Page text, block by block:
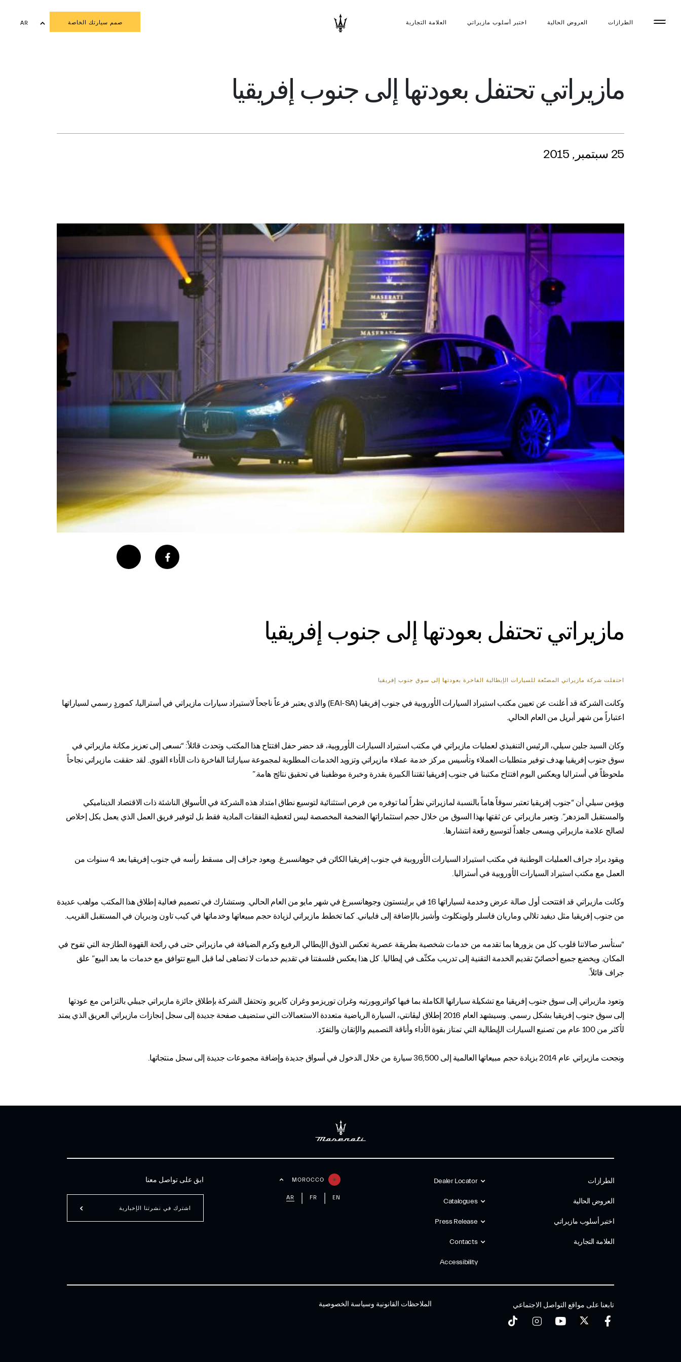
الطرازات العروض الحالية اختبر أسلوب مازیراتي العلامة التجارية صمم سيارتك الخاصة
AR
مازيراتي تحتفل بعودتها إلى جنوب إفريقيا
25 سبتمبر, 2015
مازيراتي تحتفل بعودتها إلى جنوب إفريقيا
احتفلت شركة مازيراتي المصنّعة للسيارات الإيطالية الفاخرة بعودتها إلى سوق جنوب إفريقيا
وكانت الشركة قد أعلنت عن تعيين مكتب استيراد السيارات الأوروبية في جنوب إفريقيا (EAI-SA) والذي يعتبر فرعاً ناجحاً لاستيراد سيارات مازيراتي في أستراليا، كموردٍ رسمي لسياراتها
اعتباراً من شهر أبريل من العام الحالي.
وكان السيد جلين سيلي، الرئيس التنفيذي لعمليات مازيراتي في مكتب استيراد السيارات الأوروبية، قد حضر حفل افتتاح هذا المكتب وتحدث قائلاً: “نسعى إلى تعزيز مكانة مازيراتي في
سوق جنوب إفريقيا بهدف توفير متطلبات العملاء وتأسيس مركز خدمة عملاء مازيراتي وتزويد الخدمات المطلوبة لمجموعة سياراتنا الفاخرة ذات الأداء القوي. لقد حققت مازيراتي نجاحاً
ملحوظاً في أستراليا ويعكس اليوم افتتاح مكتبنا في جنوب إفريقيا ثقتنا الكبيرة بقدرة وخبرة موظفينا في تحقيق نتائج هامة.”
ويؤمن سيلي أن “جنوب إفريقيا تعتبر سوقاً هاماً بالنسبة لمازيراتي نظراً لما توفره من فرص استثنائية لتوسيع نطاق امتداد هذه الشركة في الأسواق الناشئة ذات الاقتصاد الديناميكي
والمستقبل المزدهر”. وتعبر مازيراتي عن ثقتها بهذا السوق من خلال حجم استثماراتها الضخمة المخصصة ليس لتغطية النفقات المادية فقط بل لتوفير فريق العمل الذي يعمل بكل إخلاص
لصالح علامة مازيراتي ويسعى جاهداً لتوسيع رقعة انتشارها.
ويقود براد جراف العمليات الوطنية في مكتب استيراد السيارات الأوروبية في جنوب إفريقيا الكائن في جوهانسبرغ. ويعود جراف إلى مسقط رأسه في جنوب إفريقيا بعد 4 سنوات من
العمل مع مكتب استيراد السيارات الأوروبية في أستراليا.
وكانت مازيراتي قد افتتحت أول صالة عرض وخدمة لسياراتها 16 في براينستون وجوهانسبرغ في شهر مايو من العام الحالي. وستشارك في تصميم فعالية إطلاق هذا المكتب مواهب عديدة
من جنوب إفريقيا مثل ديفيد تلالي وماريان فاسلر ولوينكلوث وأشيز بالإضافة إلى فابياني. كما تخطط مازيراتي لزيادة حجم مبيعاتها وخدماتها في كيب تاون وديربان في المستقبل القريب.
“ستأسر صالاتنا قلوب كل من يزورها بما تقدمه من خدمات شخصية بطريقة عصرية تعكس الذوق الإيطالي الرفيع وكرم الضيافة في مازيراتي حتى في رائحة القهوة الطازجة التي تفوح في
المكان. ويخضع جميع أخصائيّ تقديم الخدمة التقنية إلى تدريب مكثّف في إيطاليا. كل هذا يعكس فلسفتنا في تقديم خدمات لا تضاهى لما قبل البيع تتوافق مع خدمات ما بعد البيع” علق
جراف قائلاً.
وتعود مازيراتي إلى سوق جنوب إفريقيا مع تشكيلة سياراتها الكاملة بما فيها كواتروبورتيه وغران توريزمو وغران كابريو. وتحتفل الشركة بإطلاق جائزة مازيراتي جيبلي بالتزامن مع عودتها
إلى سوق جنوب إفريقيا بشكل رسمي. وسيشهد العام 2016 إطلاق ليڤانتي، السيارة الرياضية متعددة الاستعمالات التي ستضيف صفحة جديدة إلى سجل إنجازات مازيراتي العريق الذي يمتد
لأكثر من 100 عام من تصنيع السيارات الإيطالية التي تمتاز بقوة الأداء وأناقة التصميم والإتقان والتفرّد.
ونجحت مازيراتي عام 2014 بزيادة حجم مبيعاتها العالمية إلى 36,500 سيارة من خلال الدخول في أسواق جديدة وإضافة مجموعات جديدة إلى سجل منتجاتها.
الطرازات
العروض الحالية
اختبر أسلوب مازیراتي
العلامة التجارية
Dealer Locator
Catalogues
Press Release
Contacts
Accessibility
MOROCCO
EN
FR
AR
ابق على تواصل معنا
اشترك في نشرتنا الإخبارية
تابعنا على مواقع التواصل الاجتماعي الملاحظات القانونية وسياسة الخصوصية